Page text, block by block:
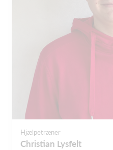
Hjælpetræner
Christian Lysfelt